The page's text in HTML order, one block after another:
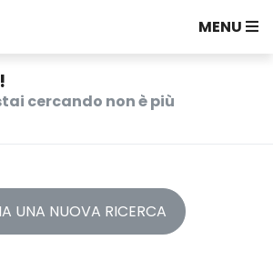
MENU
cercando non è più
UNA NUOVA RICERCA